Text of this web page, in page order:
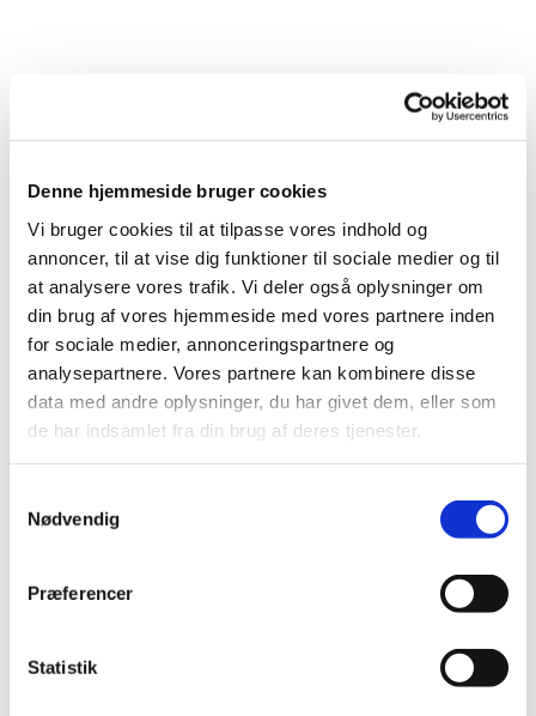
Denne hjemmeside bruger cookies
Vi bruger cookies til at tilpasse vores indhold og
annoncer, til at vise dig funktioner til sociale medier og til
at analysere vores trafik. Vi deler også oplysninger om
din brug af vores hjemmeside med vores partnere inden
for sociale medier, annonceringspartnere og
analysepartnere. Vores partnere kan kombinere disse
data med andre oplysninger, du har givet dem, eller som
de har indsamlet fra din brug af deres tjenester.
Nødvendig
Præferencer
Statistik
Du vil måske også kunne